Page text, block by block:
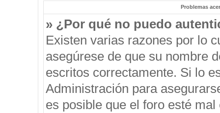
Problemas
» ¿Por qué no puedo
Existen varias razones por lo
asegúrese de que su nombre
escritos correctamente. Si lo
Administración para
es posible que el foro esté